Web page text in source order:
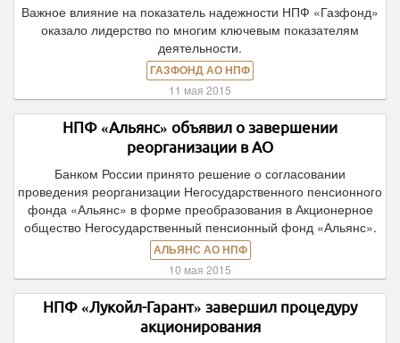
Важное влияние на показатель надежности НПФ «Газфонд»
оказало лидерство по многим ключевым показателям
деятельности.
ГАЗФОНД АО НПФ
11 мая 2015
НПФ «Альянс» объявил о завершении
реорганизации в АО
Банком России принято решение о согласовании
проведения реорганизации Негосударственного пенсионного
фонда «Альянс» в форме преобразования в Акционерное
общество Негосударственный пенсионный фонд «Альянс».
АЛЬЯНС АО НПФ
10 мая 2015
НПФ «Лукойл-Гарант» завершил процедуру
акционирования